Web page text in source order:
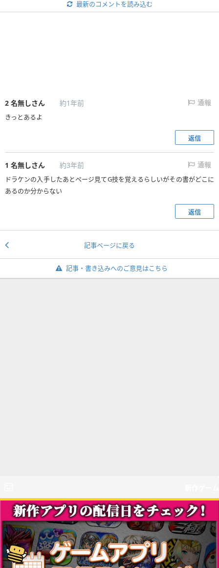
最新のコメントを読み込む
2 名無しさん 約1年前 通報
きっとあるよ
返信
1 名無しさん 約3年前 通報
ドラケンの入手したあとページ見てG技を覚えるらしいがその書がどこに
あるのか分からない
返信
記事ページに戻る
記事・書き込みへのご意見はこちら